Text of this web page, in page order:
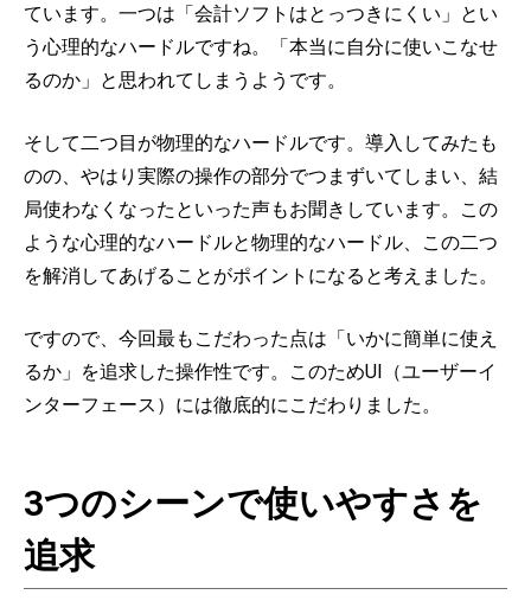
ています。一つは「会計ソフトはとっつきにくい」とい
う心理的なハードルですね。「本当に自分に使いこなせ
るのか」と思われてしまうようです。
そして二つ目が物理的なハードルです。導入してみたも
のの、やはり実際の操作の部分でつまずいてしまい、結
局使わなくなったといった声もお聞きしています。この
ような心理的なハードルと物理的なハードル、この二つ
を解消してあげることがポイントになると考えました。
ですので、今回最もこだわった点は「いかに簡単に使え
るか」を追求した操作性です。このためUI（ユーザーイ
ンターフェース）には徹底的にこだわりました。
3つのシーンで使いやすさを
追求